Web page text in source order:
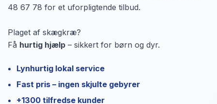
48 67 78 for et uforpligtende tilbud.
Plaget af skægkræ?
Få hurtig hjælp – sikkert for børn og dyr.
Lynhurtig lokal service
Fast pris – ingen skjulte gebyrer
+1300 tilfredse kunder